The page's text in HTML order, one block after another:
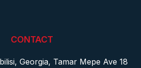
CONTACT
Georgia, Tamar Mepe Ave 18